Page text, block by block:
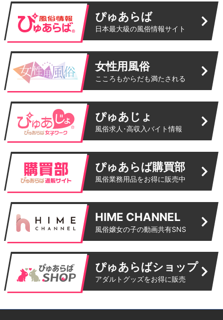
ぴゅあらば
日本最大級の風俗情報サイト
女性用風俗
こころもからだも満たされる
ぴゅあじょ
風俗求人･高収入バイト情報
ぴゅあらば購買部
風俗業務用品をお得に販売中
HIME CHANNEL
風俗嬢女の子の動画共有SNS
ぴゅあらばショップ
アダルトグッズをお得に販売